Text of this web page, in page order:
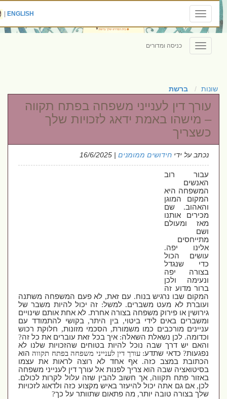
Toggle
navigation
ENGLISH
|
Toggle
navigation
כניסה ומדורים
שונות ברשת
עורך דין לענייני משפחה בפתח תקווה
– מישהו באמת ידאג לזכויות שלך
כשצריך
נכתב על ידיחידושים ממומנים| 16/6/2025
עבור רוב
האנשים
המשפחה היא
המקום המוגן
והאהוב.
שם
מכירים אותנו
מאז ומעולם
ושם
מתייחסים
אלינו יפה.
עושים הכול
כדי שנגדל
בצורה יפה
ונעימה ולכן
ברור מדוע זה
המקום שבו נרגיש בנוח.עם זאת,לא פעם המשפחה משתנה
ועוברת לא מעט משברים.למשל:זה יכול להיות משבר של
גירושין או פירוק משפחה בצורה אחרת.לא אחת אותם שינויים
ומשברים באים לידי ביטוי,בין היתר,בקושי להתמודד עם
עניינים מורכבים כמו משמורת,הסכמי מזונות,חלוקת רכוש
וכדומה.לכן נשאלת השאלה:איך בכל זאת עוברים את כל זה ?
והאם יש דרך שבה נוכל להיות בטוחים שהזכויות שלנו לא
נפגעות?כדאי שתדע:עורך דין לענייני משפחה בפתח תקווה הוא
הכתובת במצב כזה.אף אחד לא רוצה לראות את עצמו
בסיטואציה שבה הוא צריך לפנות אל עורך דין לענייני משפחה
באזור פתח תקווה,אך חשוב להבין שזה עלול לקרות לכולם.
לכן,אם גם אתה יכול להיעזר באיש מקצוע כזה ולדאוג לזכויות
שלך בצורה טובה יותר,מה פתאום שתוותר על כך ?